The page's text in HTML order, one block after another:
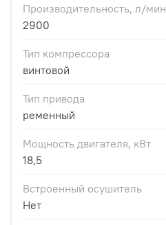
Производительность, л/мин
2900
Тип компрессора
винтовой
Тип привода
ременный
Мощность двигателя, кВт
18,5
Встроенный осушитель
Нет